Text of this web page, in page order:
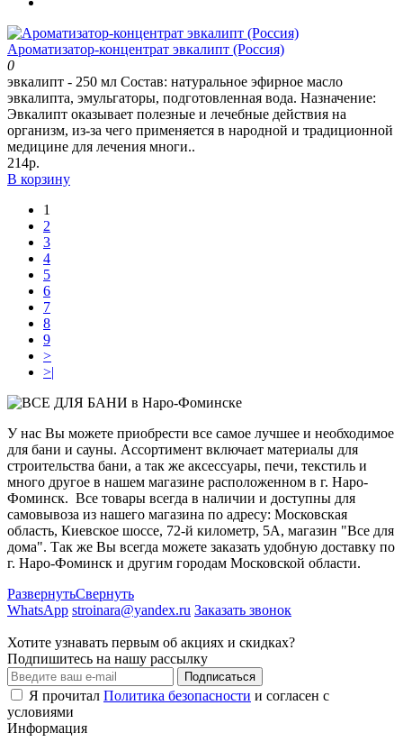
Ароматизатор-концентрат эвкалипт (Россия)
0
эвкалипт - 250 мл Состав: натуральное эфирное масло
эвкалипта, эмульгаторы, подготовленная вода. Назначение:
Эвкалипт оказывает полезные и лечебные действия на
организм, из-за чего применяется в народной и традиционной
медицине для лечения многи..
214р.
В корзину
1
2
3
4
5
6
7
8
9
>
>|
У нас Вы можете приобрести все самое лучшее и необходимое
для бани и сауны. Ассортимент включает материалы для
строительства бани, а так же аксессуары, печи, текстиль и
много другое в нашем магазине расположенном в г. Наро-
Фоминск. Все товары всегда в наличии и доступны для
самовывоза из нашего магазина по адресу: Московская
область, Киевское шоссе, 72-й километр, 5А, магазин "Все для
дома". Так же Вы всегда можете заказать удобную доставку по
г. Наро-Фоминск и другим городам Московской области.
РазвернутьСвернуть
WhatsApp stroinara@yandex.ru Заказать звонок
Хотите узнавать первым об акциях и скидках?
Подпишитесь на нашу рассылку
Подписаться
Я прочитал Политика безопасности и согласен с
условиями
Информация